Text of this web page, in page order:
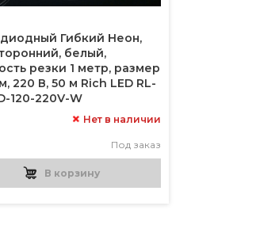
Гибкий Неон,
белый,
резки 1 метр, размер
220 В, 50 м Rich LED RL-
120-220V-W
Нет в наличии
Под заказ
В корзину